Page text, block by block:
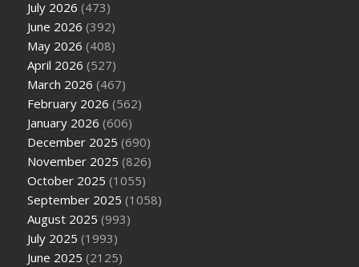
July 2026 (473)
June 2026 (392)
May 2026 (408)
April 2026 (527)
March 2026 (467)
February 2026 (562)
January 2026 (606)
December 2025 (690)
November 2025 (826)
October 2025 (1055)
September 2025 (1058)
August 2025 (993)
July 2025 (1993)
June 2025 (2125)